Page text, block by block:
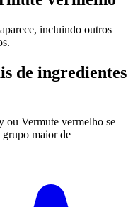
incluindo outros
de ingredientes
ou Vermute vermelho se
grupo maior de